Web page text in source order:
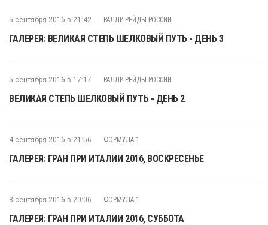
5 сентября 2016 в 21:42 РАЛЛИ-РЕЙДЫ РОССИИ
ГАЛЕРЕЯ: ВЕЛИКАЯ СТЕПЬ ШЕЛКОВЫЙ ПУТЬ - ДЕНЬ 3
5 сентября 2016 в 17:17 РАЛЛИ-РЕЙДЫ РОССИИ
ВЕЛИКАЯ СТЕПЬ ШЕЛКОВЫЙ ПУТЬ - ДЕНЬ 2
4 сентября 2016 в 21:56 ФОРМУЛА 1
ГАЛЕРЕЯ: ГРАН ПРИ ИТАЛИИ 2016, ВОСКРЕСЕНЬЕ
3 сентября 2016 в 20:06 ФОРМУЛА 1
ГАЛЕРЕЯ: ГРАН ПРИ ИТАЛИИ 2016, СУББОТА